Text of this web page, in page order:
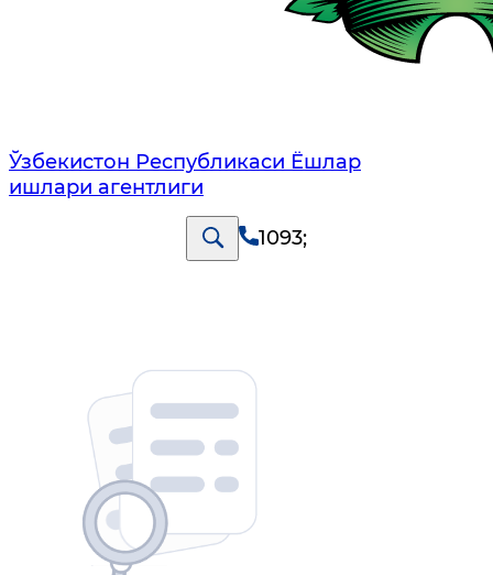
Ўзбекистон Республикаси Ёшлар
ишлари агентлиги
1093;